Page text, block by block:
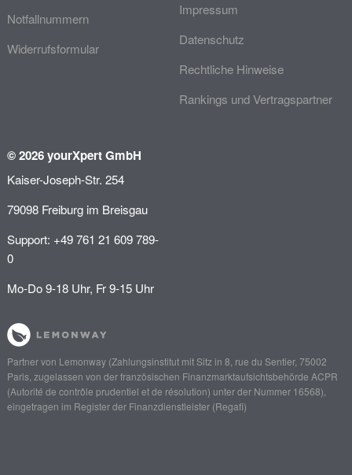
Notfallnummern
Widerrufsformular
Impressum
Datenschutz
Rechtliche Hinweise
Rankings und Vertragspartner
© 2026 yourXpert GmbH
Kaiser-Joseph-Str. 254
79098 Freiburg im Breisgau
Support: +49 761 21 609 789-
0
Mo-Do 9-18 Uhr, Fr 9-15 Uhr
Partner von Lemonway(Zahlungsinstitut mit Sitz in 8, rue du Sentier, 75002
Paris, zugelassen von der französischen Finanzmarktaufsichtsbehörde ACPR
(Autorité de contrôle prudentiel et de résolution) unter der Nummer 16568),
eingetragen im Register der Finanzdienstleister (Regafi)